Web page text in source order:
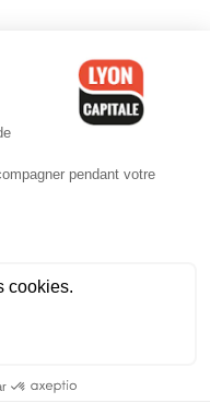
-CGV-Politique de